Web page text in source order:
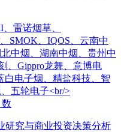
雷诺烟草、
SMOK、IQOS、云南中
中烟、湖南中烟、贵州中
、Gippro龙舞、意博电
电子烟、精盐科技、智
五轮电子<br/>
数